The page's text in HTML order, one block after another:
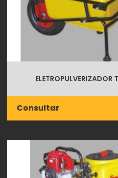
ELETROPULVERIZADOR
Consultar